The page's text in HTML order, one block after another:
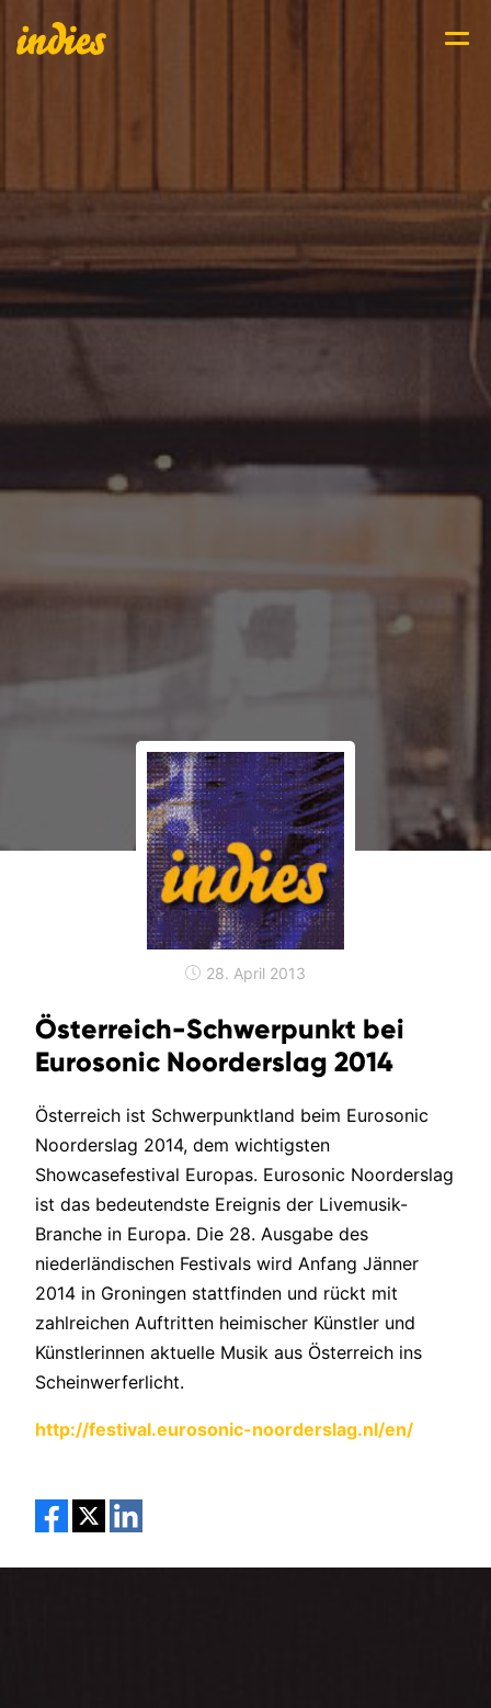
28. April 2013
Österreich-Schwerpunkt bei
Eurosonic Noorderslag 2014
Österreich ist Schwerpunktland beim Eurosonic
Noorderslag 2014, dem wichtigsten
Showcasefestival Europas. Eurosonic Noorderslag
ist das bedeutendste Ereignis der Livemusik-
Branche in Europa. Die 28. Ausgabe des
niederländischen Festivals wird Anfang Jänner
2014 in Groningen stattfinden und rückt mit
zahlreichen Auftritten heimischer Künstler und
Künstlerinnen aktuelle Musik aus Österreich ins
Scheinwerferlicht.
http://festival.eurosonic-noorderslag.nl/en/